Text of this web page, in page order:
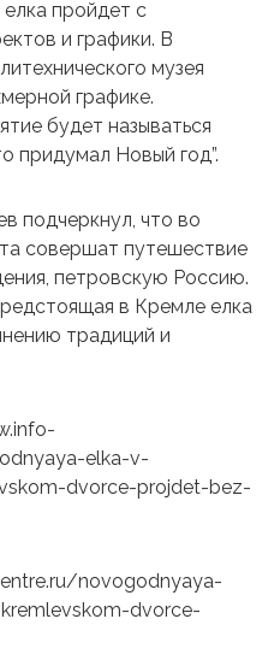
пройдет с
и графики. В
музея
графике.
будет называться
придумал Новый год”.
подчеркнул, что во
совершат путешествие
петровскую Россию.
в Кремле елка
традиций и
elka-v-
dvorce-projdet-bez-
novogodnyaya-
dvorce-